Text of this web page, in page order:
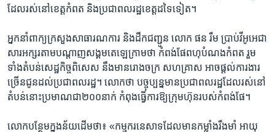
ដែល​រស់នៅ​ខេត្ត​កំពត និង​ប្រជាពលរដ្ឋ​ខេត្ត​ដទៃ​ទៀត​។
អ្នកនាំពាក្យ​ក្រសួង​សាធារណការ និង​ដឹកជញ្ជូន លោក​ ផន រឹម ​ប្រាប់​វីអូអេ​ជា​
សារ​អក្សរ​តាម​បណ្តាញ​សង្គម​តេឡេក្រាម​ថា កំពង់ផែ​ពហុ​បំណង​កំពត រួម
ទាំង​តំបន់​សេដ្ឋកិច្ច​ពិសេស នឹង​មាន​រោងចក្រ សហគ្រាស អាច​ផ្តល់​ការងារ​
ច្រើន​ជូន​ដល់​ប្រជាពលរដ្ឋ។ លោកថា បច្ចុប្បន្ន​មាន​ប្រជាពលរដ្ឋ​ដែល​រស់នៅ​
តំបន់​នោះ​ប្រមាណ​ជា២០០​នាក់ កំពុង​ធ្វើ​ការ​ឱ្យ​ក្រុមហ៊ុន​របស់​កំពង់ផែ។
លោក​បន្ថែម​ក្នុងន័យ​ដើម​ថា៖ «កម្មករ​នេសាទ​ដែល​មាន​កម្លាំង​រឹងមាំ អាយុ​